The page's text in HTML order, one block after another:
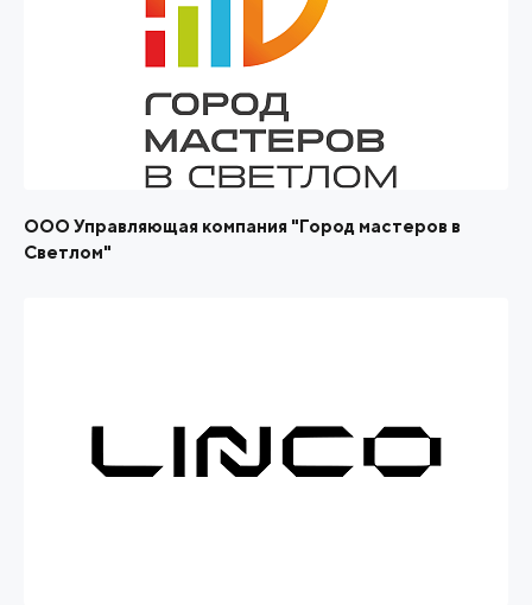
ООО Управляющая компания "Город мастеров в
Светлом"